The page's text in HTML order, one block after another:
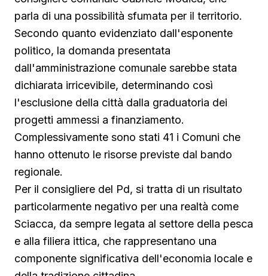
parla di una possibilità sfumata per il territorio.
Secondo quanto evidenziato dall'esponente
politico, la domanda presentata
dall'amministrazione comunale sarebbe stata
dichiarata irricevibile, determinando così
l'esclusione della città dalla graduatoria dei
progetti ammessi a finanziamento.
Complessivamente sono stati 41 i Comuni che
hanno ottenuto le risorse previste dal bando
regionale.
Per il consigliere del Pd, si tratta di un risultato
particolarmente negativo per una realtà come
Sciacca, da sempre legata al settore della pesca
e alla filiera ittica, che rappresentano una
componente significativa dell'economia locale e